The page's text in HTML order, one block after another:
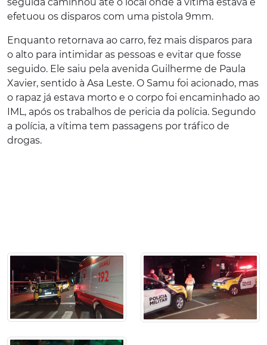
efetuou os disparos com uma pistola 9mm.
Enquanto retornava ao carro, fez mais disparos para
o alto para intimidar as pessoas e evitar que fosse
seguido. Ele saiu pela avenida Guilherme de Paula
Xavier, sentido à Asa Leste. O Samu foi acionado, mas
o rapaz já estava morto e o corpo foi encaminhado ao
IML, após os trabalhos de pericia da polícia. Segundo
a polícia, a vítima tem passagens por tráfico de
drogas.